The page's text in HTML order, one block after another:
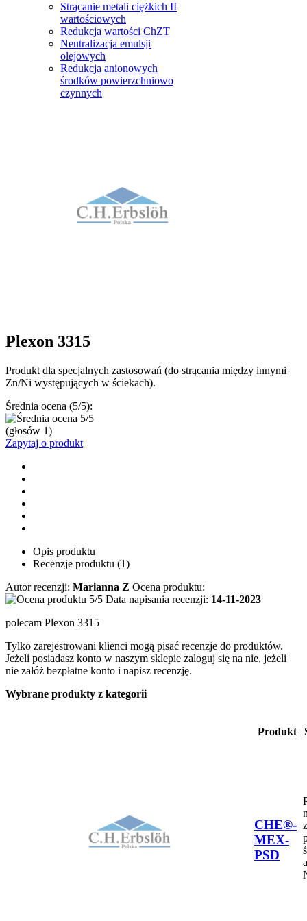
Strącanie metali ciężkich II
wartościowych
Redukcja wartości ChZT
Neutralizacja emulsji
olejowych
Redukcja anionowych
środków powierzchniowo
czynnych
Plexon 3315
Produkt dla specjalnych zastosowań (do strącania między innymi
Zn/Ni występujących w ściekach).
Średnia ocena (5/5):
(głosów 1)
Zapytaj o produkt
Opis produktu
Recenzje produktu (1)
Autor recenzji: Marianna Z Ocena produktu:
Data napisania recenzji: 14-11-2023
polecam Plexon 3315
Tylko zarejestrowani klienci mogą pisać recenzje do produktów.
Jeżeli posiadasz konto w naszym sklepie zaloguj się na nie, jeżeli
nie załóż bezpłatne konto i napisz recenzję.
Wybrane produkty z kategorii
Produkt
CHE®-
MEX-
PSD